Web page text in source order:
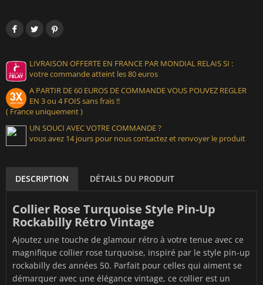
LIVRAISON OFFERTE EN FRANCE PAR MONDIAL RELAIS SI :
votre commande atteint les 80 euros
A PARTIR DE 60 EUROS DE COMMANDE VOUS POUVEZ REGLER
EN 3 ou 4 FOIS sans frais !!
( France uniquement )
UN SOUCI AVEC VOTRE COMMANDE ?
vous avez 14 jours pour nous contactez et renvoyer le produit
DESCRIPTION DÉTAILS DU PRODUIT
Collier Rose Turquoise Style Pin-Up
Rockabilly Rétro Vintage
Ajoutez une touche de glamour rétro à votre tenue avec ce
magnifique collier rose turquoise, inspiré par le style pin-up
rockabilly des années 50. Parfait pour celles qui aiment se
démarquer avec une élégance vintage, ce collier est un